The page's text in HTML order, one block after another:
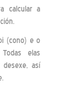
calcular a
(cono) e o
elas
así